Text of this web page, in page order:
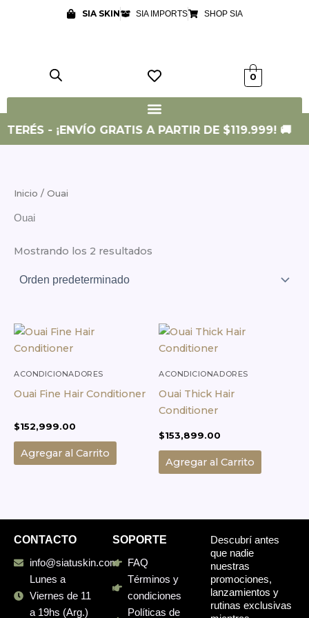
SIA SKIN SIA IMPORTS SHOP SIA
0
- ¡ENVÍO GRATIS A PARTIR DE $119.999! 🚚
Inicio / Ouai
Ouai
Mostrando los 2 resultados
ACONDICIONADORES
Ouai Fine Hair Conditioner
$152,999.00
Agregar al Carrito
ACONDICIONADORES
Ouai Thick Hair
Conditioner
$153,899.00
Agregar al Carrito
CONTACTO
info@siatuskin.com
Lunes a
Viernes de 11
a 19hs (Arg.)
SOPORTE
FAQ
Términos y
condiciones
Políticas de
Descubrí antes
que nadie
nuestras
promociones,
lanzamientos y
rutinas exclusivas